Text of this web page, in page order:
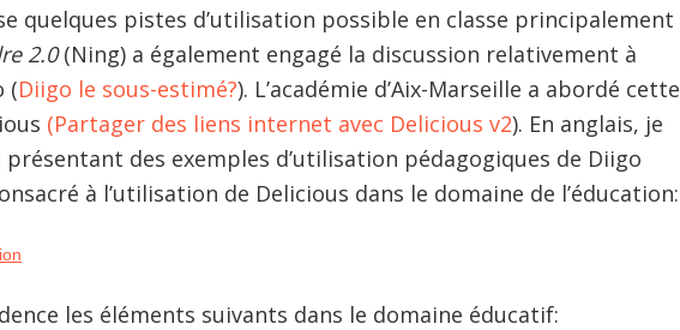
quelques pistes d’utilisation possible en classe principalement
2.0(Ning) a également engagé la discussion relativement à
(Diigo le sous-estimé?). L’académie d’Aix-Marseille a abordé cette
(Partager des liens internet avec Delicious v2). En anglais, je
présentant des exemples d’utilisation pédagogiques de Diigo
à l’utilisation de Delicious dans le domaine de l’éducation:
les éléments suivants dans le domaine éducatif: